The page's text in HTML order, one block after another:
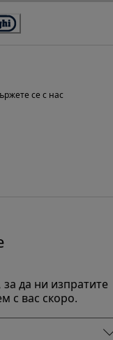
се с нас
да ни изпратите
с вас скоро.